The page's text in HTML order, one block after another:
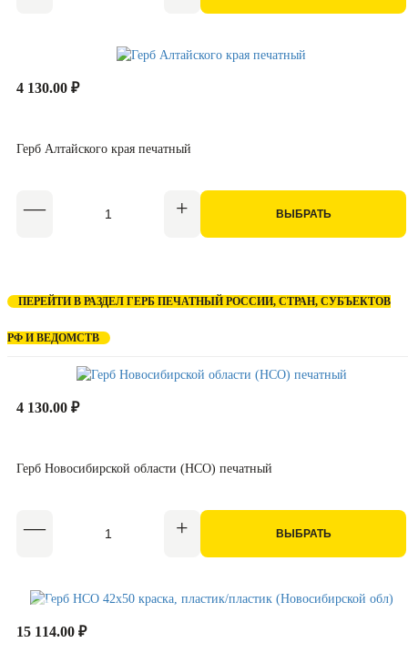
4 130.00 ₽
Герб Алтайского края печатный
ВЫБРАТЬ
ПЕРЕЙТИ В РАЗДЕЛ ГЕРБ ПЕЧАТНЫЙ РОССИИ, СТРАН, СУБЪЕКТОВ
РФ И ВЕДОМСТВ
4 130.00 ₽
Герб Новосибирской области (НСО) печатный
ВЫБРАТЬ
15 114.00 ₽